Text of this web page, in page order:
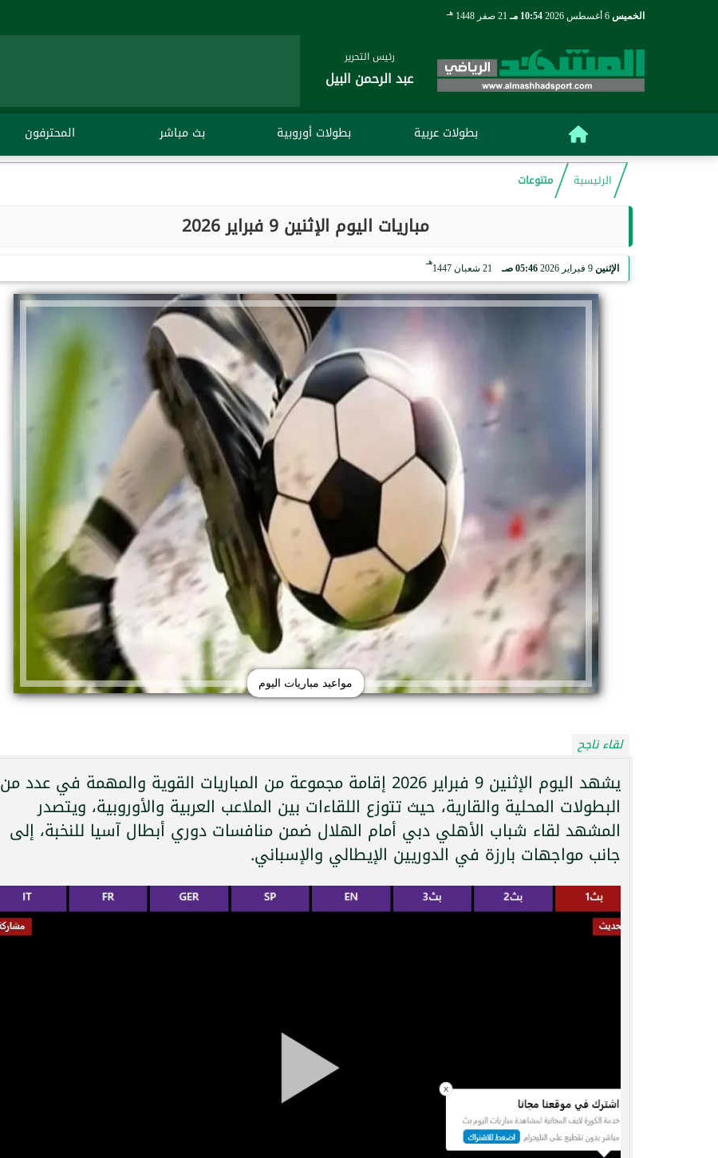
الخميس 10:54 مـ 21 صفر 1448 هـ
رئيس التحرير
عبد الرحمن البيل
بطولات عربية بطولات أوروبية بث مباشر المحترفون
الرئيسية متنوعات
مباريات اليوم الإثنين 9 فبراير 2026
الإثنين 9 فبراير 2026 05:46 صـ 21 شعبان 1447
هـ
مواعيد مباريات اليوم
لقاء ناجح
يشهد اليوم الإثنين 9 فبراير 2026 إقامة مجموعة من المباريات القوية والمهمة في عدد من
البطولات المحلية والقارية، حيث تتوزع اللقاءات بين الملاعب العربية والأوروبية، ويتصدر
المشهد لقاء شباب الأهلي دبي أمام الهلال ضمن منافسات دوري أبطال آسيا للنخبة، إلى
جانب مواجهات بارزة في الدوريين الإيطالي والإسباني.